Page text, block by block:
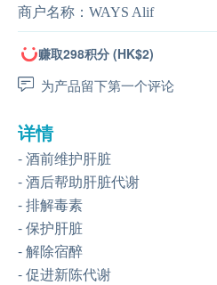
商户名称： WAYS Alif
赚取298积分 (HK$2)
为产品留下第一个评论
详情
- 酒前维护肝脏
- 酒后帮助肝脏代谢
- 排解毒素
- 保护肝脏
- 解除宿醉
- 促进新陈代谢